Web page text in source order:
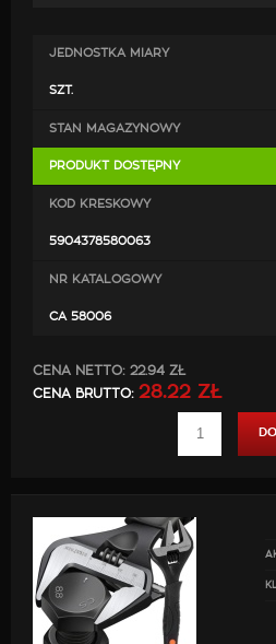
Rozmiar: 6" / 150mm
Zakres pracy: 0 - 34mm
JEDNOSTKA MIARY
SZT.
STAN MAGAZYNOWY
PRODUKT DOSTĘPNY
KOD KRESKOWY
5904378580063
NR KATALOGOWY
CA 58006
CENA NETTO: 22.94 ZŁ
CENA BRUTTO: 28.22 ZŁ